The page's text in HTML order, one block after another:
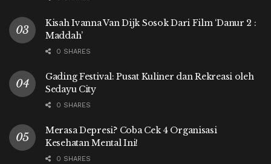
Kisah Ivanna Van Dijk Sosok Dari Film ‘Danur 2 :
Maddah’
0 SHARES
Gading Festival: Pusat Kuliner dan Rekreasi oleh
Sedayu City
0 SHARES
Merasa Depresi? Coba Cek 4 Organisasi
Kesehatan Mental Ini!
0 SHARES